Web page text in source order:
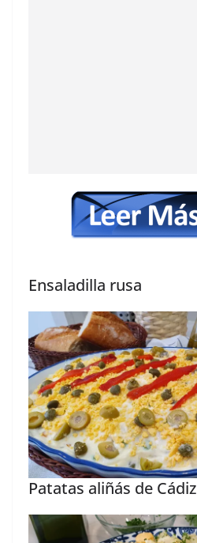
Ensaladilla rusa
Patatas aliñás de Cádiz